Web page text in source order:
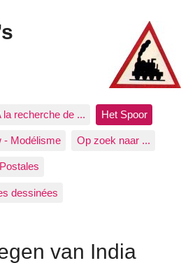
la recherche de ... Het Spoor
- Modélisme Op zoek naar ...
dessinées
van India